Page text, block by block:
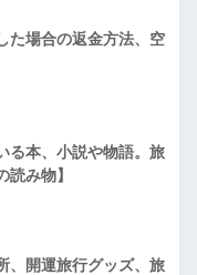
た場合の返金方法、空
る本、小説や物語。旅
み物】
、開運旅行グッズ、旅